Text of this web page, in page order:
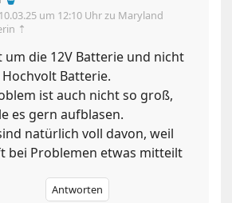
10.03.25 um 12:10 Uhrzu Maryland
⇡
um die 12V Batterie und nicht
Batterie.
ist auch nicht so groß,
es gern aufblasen.
natürlich voll davon, weil
bei Problemen etwas mitteilt
Antworten